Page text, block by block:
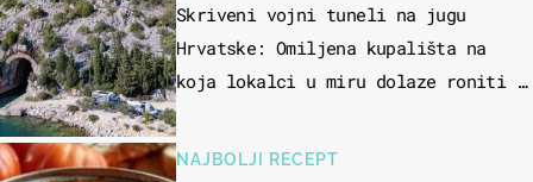
Skriveni vojni tuneli na jugu
Hrvatske: Omiljena kupališta na
koja lokalci u miru dolaze roniti i
NAJBOLJI RECEPT